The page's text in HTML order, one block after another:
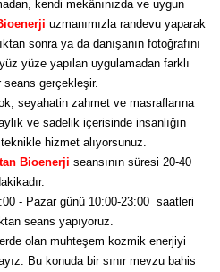
kendi mekânınızda ve uygun
uzmanımızla randevu yaparak
sonra ya da danışanın fotoğrafını
yüze yapılan uygulamadan farklı
seans gerçekleşir.
seyahatin zahmet ve masraflarına
ve sadelik içerisinde insanlığın
hizmet alıyorsunuz.
Bioenerji seansının süresi 20-40
- Pazar günü 10:00-23:00 saatleri
seans yapıyoruz.
olan muhteşem kozmik enerjiyi
Bu konuda bir sınır mevzu bahis